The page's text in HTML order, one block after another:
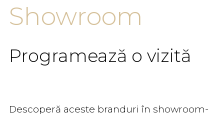
Showroom
Programează o vizită
Descoperă aceste branduri în showroom-